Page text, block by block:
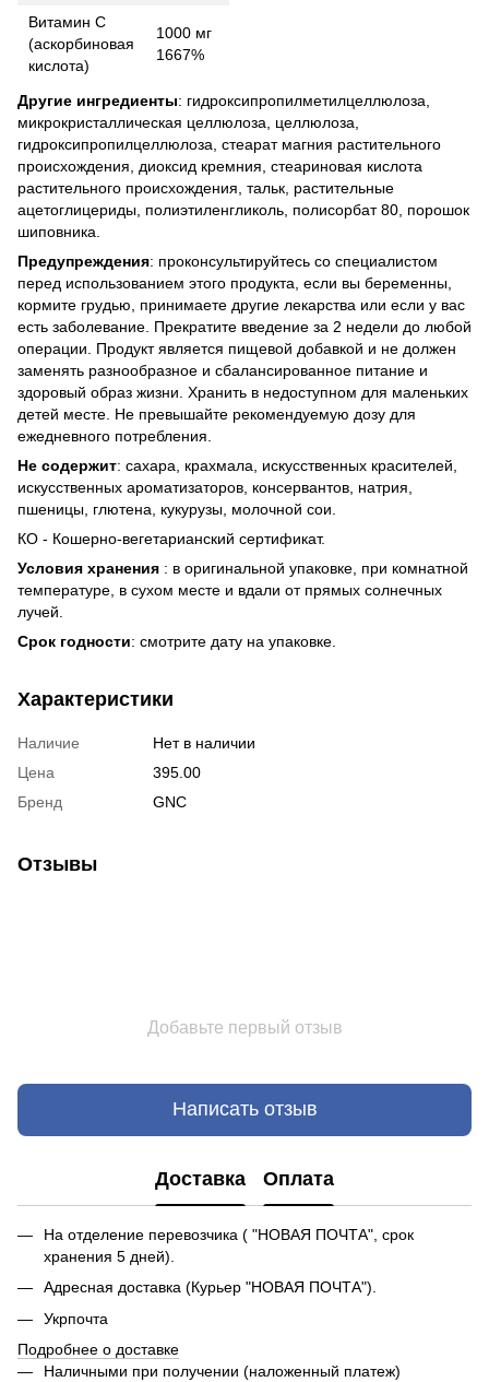
Витамин С
(аскорбиновая
кислота)
1000 мг
1667%
Другие ингредиенты: гидроксипропилметилцеллюлоза,
микрокристаллическая целлюлоза, целлюлоза,
гидроксипропилцеллюлоза, стеарат магния растительного
происхождения, диоксид кремния, стеариновая кислота
растительного происхождения, тальк, растительные
ацетоглицериды, полиэтиленгликоль, полисорбат 80, порошок
шиповника.
Предупреждения: проконсультируйтесь со специалистом
перед использованием этого продукта, если вы беременны,
кормите грудью, принимаете другие лекарства или если у вас
есть заболевание. Прекратите введение за 2 недели до любой
операции. Продукт является пищевой добавкой и не должен
заменять разнообразное и сбалансированное питание и
здоровый образ жизни. Хранить в недоступном для маленьких
детей месте. Не превышайте рекомендуемую дозу для
ежедневного потребления.
Не содержит: сахара, крахмала, искусственных красителей,
искусственных ароматизаторов, консервантов, натрия,
пшеницы, глютена, кукурузы, молочной сои.
КО - Кошерно-вегетарианский сертификат.
Условия хранения : в оригинальной упаковке, при комнатной
температуре, в сухом месте и вдали от прямых солнечных
лучей.
Срок годности: смотрите дату на упаковке.
Характеристики
Наличие
Нет в наличии
Цена
395.00
Бренд
GNC
Отзывы
Добавьте первый отзыв
Написать отзыв
Доставка Оплата
На отделение перевозчика ( "НОВАЯ ПОЧТА", срок
хранения 5 дней).
Адресная доставка (Курьер "НОВАЯ ПОЧТА").
Укрпочта
Подробнее о доставке
Наличными при получении (наложенный платеж)